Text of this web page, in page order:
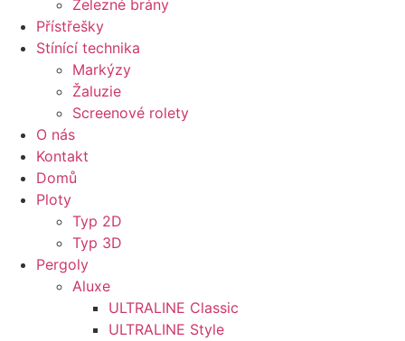
Železné brány
Přístřešky
Stínící technika
Markýzy
Žaluzie
Screenové rolety
O nás
Kontakt
Domů
Ploty
Typ 2D
Typ 3D
Pergoly
Aluxe
ULTRALINE Classic
ULTRALINE Style